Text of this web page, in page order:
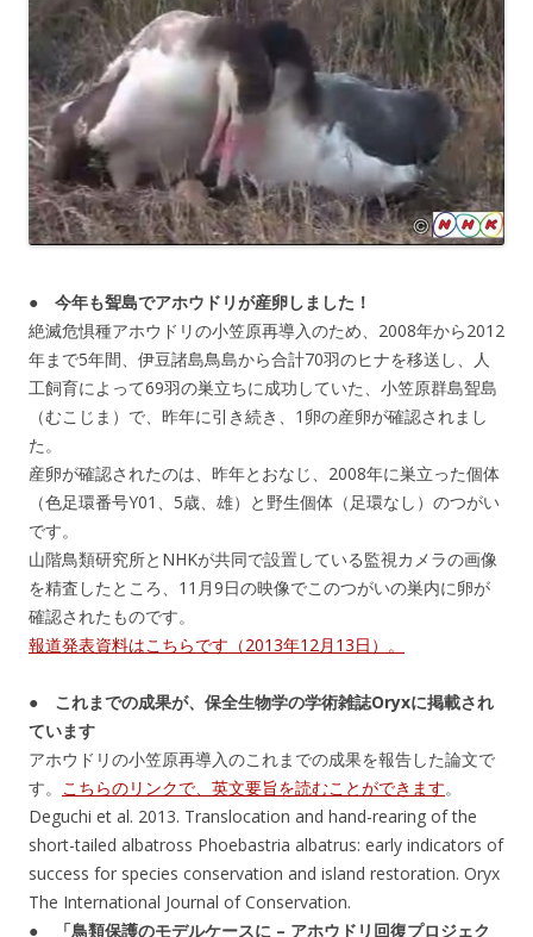
● 今年も聟島でアホウドリが産卵しました！
絶滅危惧種アホウドリの小笠原再導入のため、2008年から2012
年まで5年間、伊豆諸島鳥島から合計70羽のヒナを移送し、人
工飼育によって69羽の巣立ちに成功していた、小笠原群島聟島
（むこじま）で、昨年に引き続き、1卵の産卵が確認されまし
た。
産卵が確認されたのは、昨年とおなじ、2008年に巣立った個体
（色足環番号Y01、5歳、雄）と野生個体（足環なし）のつがい
です。
山階鳥類研究所とNHKが共同で設置している監視カメラの画像
を精査したところ、11月9日の映像でこのつがいの巣内に卵が
確認されたものです。
報道発表資料はこちらです（2013年12月13日）。
● これまでの成果が、保全生物学の学術雑誌Oryxに掲載され
ています
アホウドリの小笠原再導入のこれまでの成果を報告した論文で
す。 こちらのリンクで、英文要旨を読むことができます。
Deguchi et al. 2013. Translocation and hand-rearing of the
short-tailed albatross Phoebastria albatrus: early indicators of
success for species conservation and island restoration. Oryx
The International Journal of Conservation.
● 「鳥類保護のモデルケースに – アホウドリ回復プロジェク